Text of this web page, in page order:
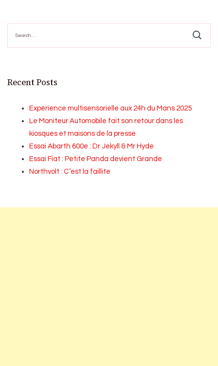
for:
Recent Posts
Expérience multisensorielle aux 24h du Mans 2025
Le Moniteur Automobile fait son retour dans les
kiosques et maisons de la presse
Essai Abarth 600e : Dr Jekyll & Mr Hyde
Essai Fiat : Petite Panda devient Grande
Northvolt : C’est la faillite